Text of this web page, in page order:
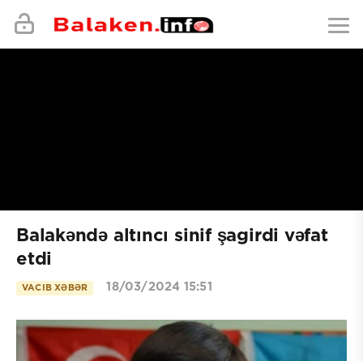
Balakəndə altıncı sinif şagirdi vəfat
etdi
VACIB XƏBƏR 18/03/2024 15:51